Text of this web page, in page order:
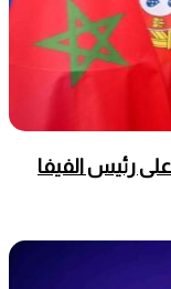
رئيس الفيفا